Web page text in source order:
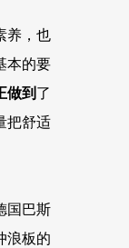
养，也
本的要
做到 了
把舒适
国巴斯
浪板的